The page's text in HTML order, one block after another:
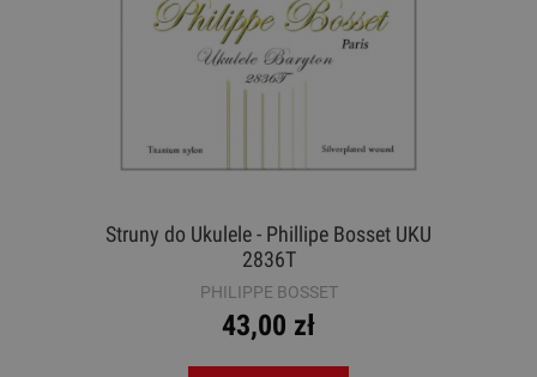
Struny do Ukulele - Phillipe Bosset UKU
2836T
PHILIPPE BOSSET
43,00 zł